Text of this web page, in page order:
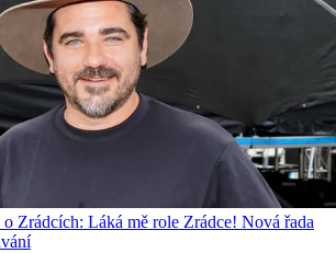
Zrádcích: Láká mě role Zrádce! Nová řada